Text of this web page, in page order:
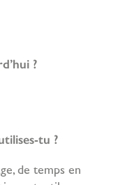
?
tu ?
de temps en